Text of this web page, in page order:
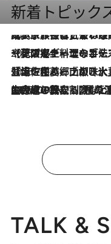
新着トピック
2026.7.31
【ホテル帰省】という選択肢をOMOが提案。家族とほどよい距離を
2026.7.24
【夏限定ディナーコース】旬を迎える稚鮎や花ズッキーニなどをイタリア・トス
2026.7.17
「土佐和ハーブかき氷」がOMO7高知に登場！生姜、山椒、大葉など目にも舌にも涼を呼ぶ郷土の味
2026.7.10
NEW OPEN！【界 草津】名湯の地に誕生。趣の異なる2種の温泉と上州ならではの会席・蕎麦割烹など美食を味わう究極の癒やし旅
TALK &